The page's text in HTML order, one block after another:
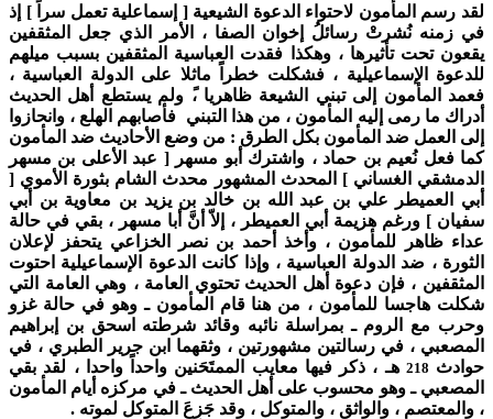
لقد رسم المأمون لاحتواء الدعوة الشيعية [ إسماعلية تعمل سراً ] إذ
في زمنه نُشرتْ رسائلُ إخوان الصفا ، الأمر الذي جعل المثقفين
يقعون تحت تأثيرها ، وهكذا فقدت العباسية المثقفين بسبب ميلهم
للدعوة الإسماعيلية ، فشكلت خطراً ماثلا على الدولة العباسية ،
فعمد المأمون إلى تبني الشيعة ظاهريا ،ً ولم يستطع أهل الحديث
أدراك ما رمى إليه المأمون ، من هذا التبني فأصابهم الهلع ، وانحازوا
إلى العمل ضد المأمون بكل الطرق : من وضع الأحاديث ضد المأمون
كما فعل نُعيم بن حماد ، واشترك أبو مسهر [ عبد الأعلى بن مسهر
الدمشقي الغساني ] المحدث المشهور محدث الشام بثورة الأموي [
أبي العميطر علي بن عبد الله بن خالد بن يزيد بن معاوية بن أبي
سفيان ] ورغم هزيمة أبي العميطر ، إلاّ أنَّ أبا مسهر ، بقي في حالة
عداء ظاهر للمأمون ، وأخذ أحمد بن نصر الخزاعي يتحفز لإعلان
الثورة ، ضد الدولة العباسية ، وإذا كانت الدعوة الإسماعيلية احتوت
المثقفين ، فإن دعوة أهل الحديث تحتوي العامة ، وهي العامة التي
شكلت هاجسا للمأمون ، من هنا قام المأمون ـ وهو في حالة غزو
وحرب مع الروم ـ بمراسلة نائبه وقائد شرطته اسحق بن إبراهيم
المصعبي ، في رسالتين مشهورتين ، وثقهما ابن جرير الطبري ، في
حوادث 218 هـ ، ذكر فيها معايب الممتَحَنين واحداً واحدا ، لقد بقي
المصعبي ـ وهو محسوب على أهل الحديث ـ في مركزه أيام المأمون
، والمعتصم ، والواثق ، والمتوكل ، وقد جَزِعَ المتوكل لموته .